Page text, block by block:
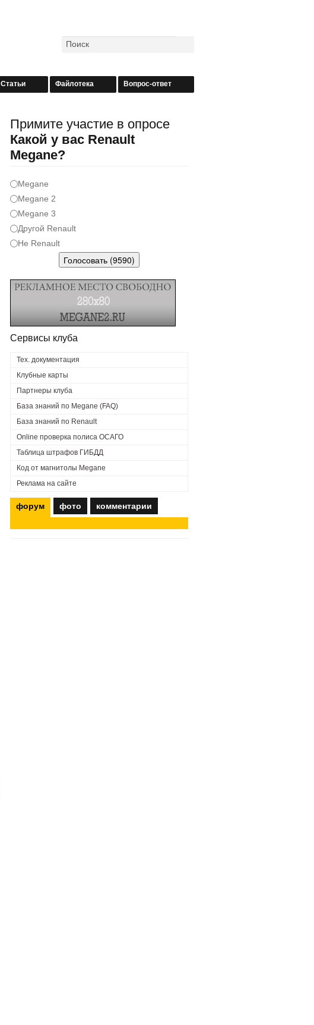
Статьи Файлотека Вопрос-ответ
Примите участие в опросе
Какой у вас Renault
Megane?
Megane
Megane 2
Megane 3
Другой Renault
Не Renault
Сервисы клуба
Тех. документация
Клубные карты
Партнеры клуба
База знаний по Megane (FAQ)
База знаний по Renault
Online проверка полиса ОСАГО
Таблица штрафов ГИБДД
Код от магнитолы Megane
Реклама на сайте
форум фото комментарии